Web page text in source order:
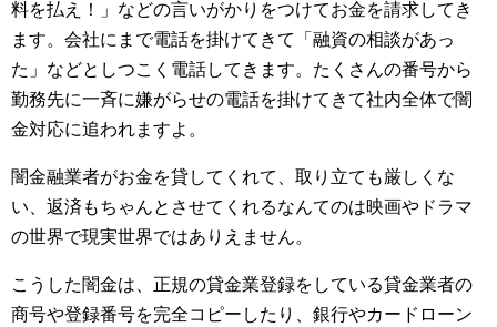
料を払え！」などの言いがかりをつけてお金を請求してき
ます。会社にまで電話を掛けてきて「融資の相談があっ
た」などとしつこく電話してきます。たくさんの番号から
勤務先に一斉に嫌がらせの電話を掛けてきて社内全体で闇
金対応に追われますよ。
闇金融業者がお金を貸してくれて、取り立ても厳しくな
い、返済もちゃんとさせてくれるなんてのは映画やドラマ
の世界で現実世界ではありえません。
こうした闇金は、正規の貸金業登録をしている貸金業者の
商号や登録番号を完全コピーしたり、銀行やカードローン